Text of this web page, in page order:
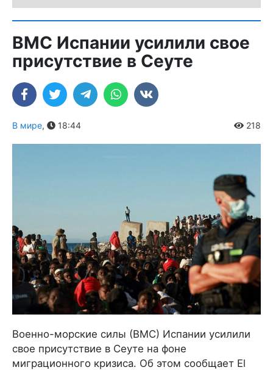
ВМС Испании усилили свое
присутствие в Сеуте
В мире, 18:44 218
Военно-морские силы (ВМС) Испании усилили
свое присутствие в Сеуте на фоне
миграционного кризиса. Об этом сообщает El